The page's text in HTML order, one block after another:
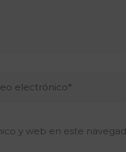
y web en este